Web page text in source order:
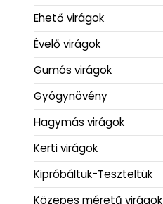
Ehető virágok
Évelő virágok
Gumós virágok
Gyógynövény
Hagymás virágok
Kerti virágok
Kipróbáltuk-Teszteltük
Közepes méretű virágok